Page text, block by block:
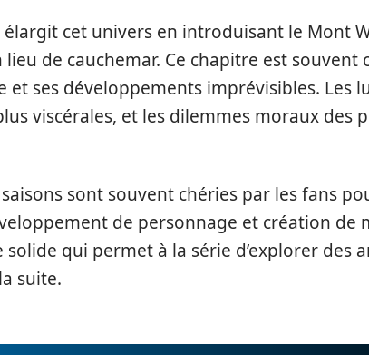
élargit cet univers en introduisant le Mont
de cauchemar. Ce chapitre est souvent
ses développements imprévisibles. Les
viscérales, et les dilemmes moraux des
sont souvent chéries par les fans
de personnage et création de
solide qui permet à la série d’explorer des
suite.